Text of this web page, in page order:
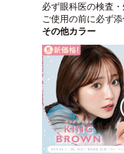
必ず眼科医の検査
ご使用の前に必ず
その他カラー